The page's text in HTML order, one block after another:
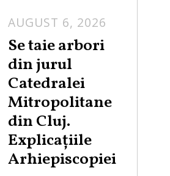
AUGUST 6, 2026
Se taie arbori
din jurul
Catedralei
Mitropolitane
din Cluj.
Explicațiile
Arhiepiscopiei